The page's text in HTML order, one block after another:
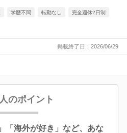
学歴不問 転勤なし 完全週休2日制
掲載終了日：2026/06/29
のポイント
「海外が好き」など、あな